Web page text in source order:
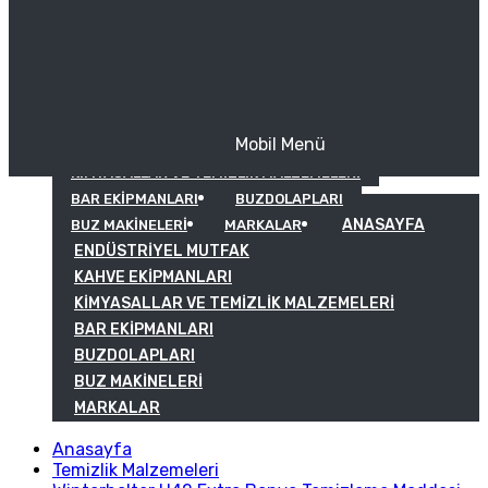
KIMYASALLAR VE TEMIZLIK MALZEMELERI
BAR EKIPMANLARI
BUZDOLAPLARI
BUZ MAKINELERI
MARKALAR
Mobil Menü
ANASAYFA
ENDÜSTRIYEL MUTFAK
KAHVE EKIPMANLARI
KIMYASALLAR VE TEMIZLIK MALZEMELERI
BAR EKIPMANLARI
BUZDOLAPLARI
BUZ MAKINELERI
MARKALAR
Anasayfa
Temizlik Malzemeleri